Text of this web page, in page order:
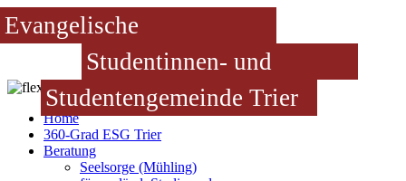
Evangelische
Studentinnen- und
Studentengemeinde Trier
Home
360-Grad ESG Trier
Beratung
Seelsorge (Mühling)